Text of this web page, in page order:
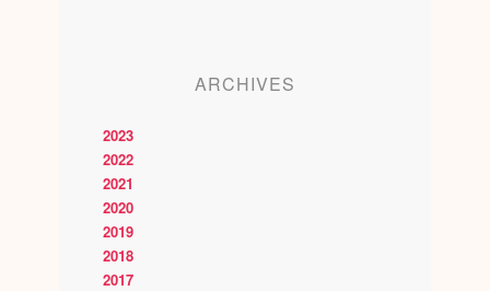
ARCHIVES
2023
2022
2021
2020
2019
2018
2017